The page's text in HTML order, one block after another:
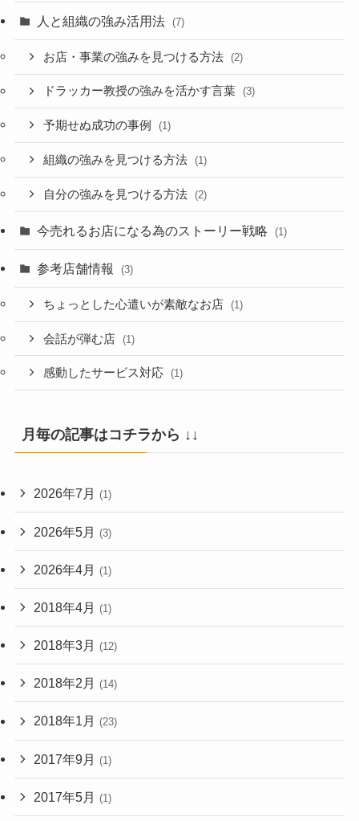
人と組織の強み活用法 (7)
お店・事業の強みを見つける方法 (2)
ドラッカー教授の強みを活かす言葉 (3)
予期せぬ成功の事例 (1)
組織の強みを見つける方法 (1)
自分の強みを見つける方法 (2)
今売れるお店になる為のストーリー戦略 (1)
参考店舗情報 (3)
ちょっとした心遣いが素敵なお店 (1)
会話が弾む店 (1)
感動したサービス対応 (1)
月毎の記事はコチラから ↓↓
2026年7月 (1)
2026年5月 (3)
2026年4月 (1)
2018年4月 (1)
2018年3月 (12)
2018年2月 (14)
2018年1月 (23)
2017年9月 (1)
2017年5月 (1)